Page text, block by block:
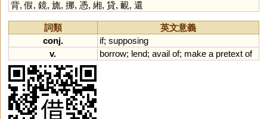
背,假, 鏡, 旒, 挪, 憑, 緗, 貸, 靦, 還
詞類
英文意義
conj.
if; supposing
v.
borrow; lend; avail of; make a pretext of